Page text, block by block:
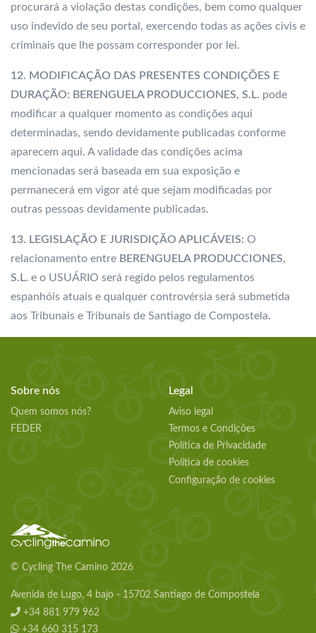
procurará a violação destas condições, bem como qualquer
uso indevido de seu portal, exercendo todas as ações civis e
criminais que lhe possam corresponder por lei.
12. MODIFICAÇÃO DAS PRESENTES CONDIÇÕES E
DURAÇÃO: BERENGUELA PRODUCCIONES, S.L. pode
modificar a qualquer momento as condições aqui
determinadas, sendo devidamente publicadas conforme
aparecem aqui. A validade das condições acima
mencionadas será baseada em sua exposição e
permanecerá em vigor até que sejam modificadas por
outras pessoas devidamente publicadas.
13. LEGISLAÇÃO E JURISDIÇÃO APLICÁVEIS: O
relacionamento entre BERENGUELA PRODUCCIONES,
S.L. e o USUÁRIO será regido pelos regulamentos
espanhóis atuais e qualquer controvérsia será submetida
aos Tribunais e Tribunais de Santiago de Compostela.
Sobre nós
Quem somos nós?
FEDER
Legal
Aviso legal
Termos e Condições
Política de Privacidade
Política de cookies
Configuração de cookies
© Cycling The Camino 2026
Avenida de Lugo, 4 bajo - 15702 Santiago de Compostela
+34 881 979 962
+34 660 315 173